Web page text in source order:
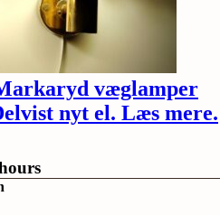
væglamper
nyt el. Læs mere.